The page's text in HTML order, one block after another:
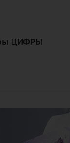
ЦИФРЫ